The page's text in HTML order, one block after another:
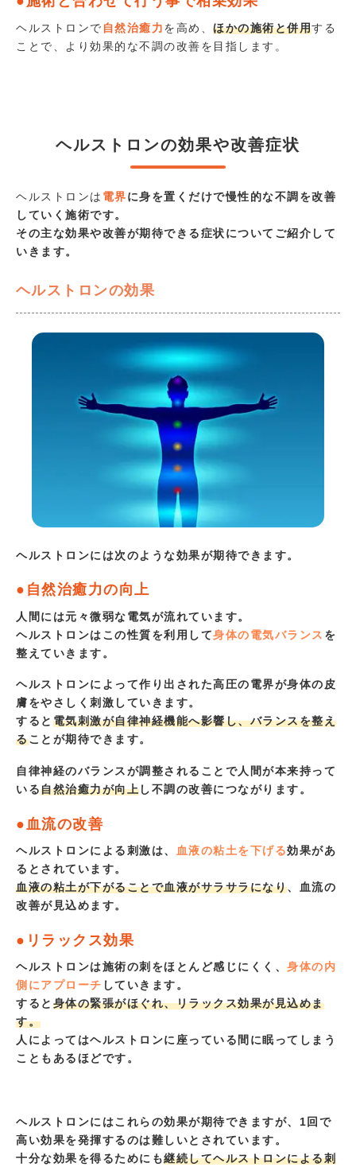
ヘルストロンで 自然治癒力を高め、 ほかの施術と併用する
ことで、より効果的な不調の改善を目指します。
ヘルストロンの効果や改善症状
ヘルストロンは 電界に身を置くだけで慢性的な不調を改善
していく施術です。
その主な効果や改善が期待できる症状についてご紹介して
いきます。
ヘルストロンの効果
ヘルストロンには次のような効果が期待できます。
●自然治癒力の向上
人間には元々微弱な電気が流れています。
ヘルストロンはこの性質を利用して身体の電気バランス を
整えていきます。
ヘルストロンによって作り出された高圧の電界が身体の皮
膚をやさしく刺激していきます。
すると 電気刺激が自律神経機能へ影響し、バランスを整え
ることが期待できます。
自律神経のバランスが調整されることで人間が本来持って
いる自然治癒力が向上し不調の改善につながります。
●血流の改善
ヘルストロンによる刺激は、 血液の粘土を下げる効果があ
るとされています。
血液の粘土が下がることで血液がサラサラになり、血流の
改善が見込めます。
●リラックス効果
ヘルストロンは施術の刺をほとんど感じにくく、 身体の内
側にアプローチ していきます。
すると 身体の緊張がほぐれ、リラックス効果が見込めま
す。
人によってはヘルストロンに座っている間に眠ってしまう
こともあるほどです。
ヘルストロンにはこれらの効果が期待できますが、1回で
高い効果を発揮するのは難しいとされています。
十分な効果を得るためにも継続してヘルストロンによる刺